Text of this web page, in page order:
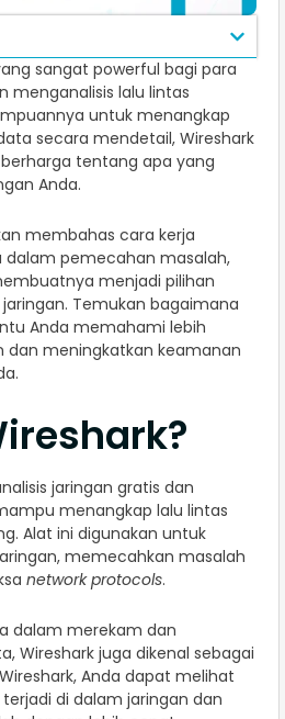
sangat powerful bagi para
menganalisis lalu lintas
untuk menangkap
secara mendetail, Wireshark
tentang apa yang
Anda.
membahas cara kerja
dalam pemecahan masalah,
menjadi pilihan
Temukan bagaimana
Anda memahami lebih
meningkatkan keamanan
jaringan gratis dan
menangkap lalu lintas
Alat ini digunakan untuk
memecahkan masalah
network protocols.
dalam merekam dan
Wireshark juga dikenal sebagai
Anda dapat melihat
di dalam jaringan dan